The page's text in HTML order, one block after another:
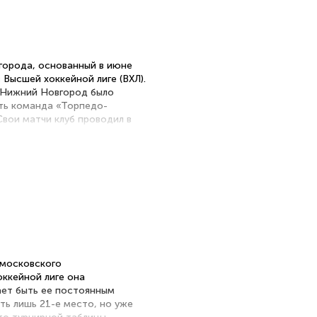
основанный в июне
хоккейной лиге (ВХЛ).
Новгород было
команда «Торпедо-
матчи клуб проводил в
лиге она
быть ее постоянным
лишь 21-е место, но уже